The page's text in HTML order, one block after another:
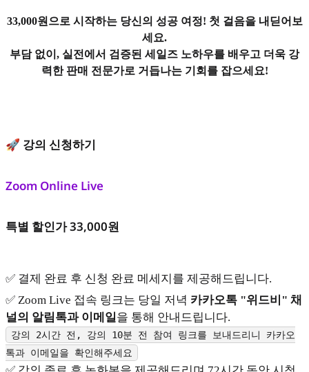
33,000원으로 시작하는 당신의 성공 여정! 첫 걸음을 내딛어보
세요.
부담 없이, 실전에서 검증된 세일즈 노하우를 배우고 더욱 강
력한 판매 전문가로 거듭나는 기회를 잡으세요!
🚀 강의 신청하기
Zoom Online Live
특별 할인가 33,000원
✅ 결제 완료 후 신청 완료 메세지를 제공해드립니다.
✅ Zoom Live 접속 링크는 당일 저녁 카카오톡 "위드비" 채
널의 알림톡과 이메일을 통해 안내드립니다.
강의 2시간 전, 강의 10분 전 참여 링크를 보내드리니 카카오
톡과 이메일을 확인해주세요